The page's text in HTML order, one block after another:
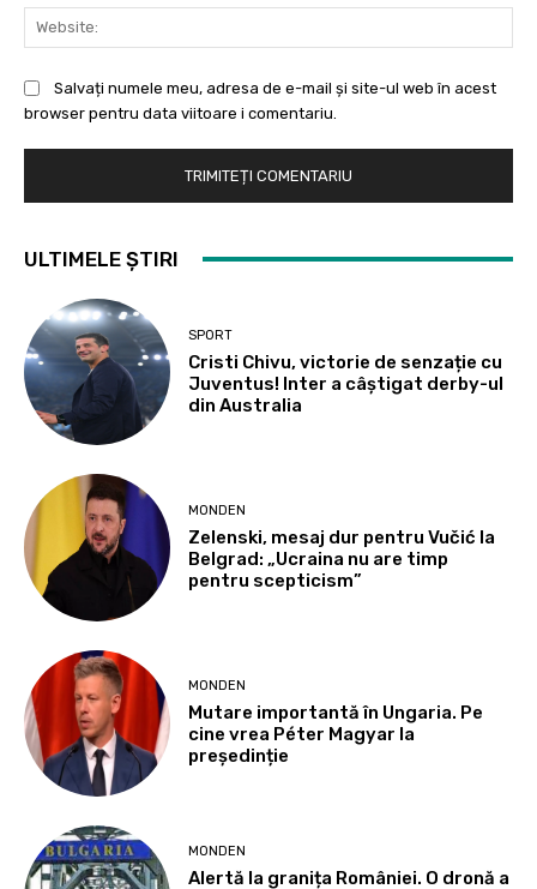
Salvați numele meu, adresa de e-mail și site-ul web în acest
browser pentru data viitoare i comentariu.
ULTIMELE ȘTIRI
SPORT
Cristi Chivu, victorie de senzație cu
Juventus! Inter a câștigat derby-ul
din Australia
MONDEN
Zelenski, mesaj dur pentru Vučić la
Belgrad: „Ucraina nu are timp
pentru scepticism”
MONDEN
Mutare importantă în Ungaria. Pe
cine vrea Péter Magyar la
președinție
MONDEN
Alertă la granița României. O dronă a